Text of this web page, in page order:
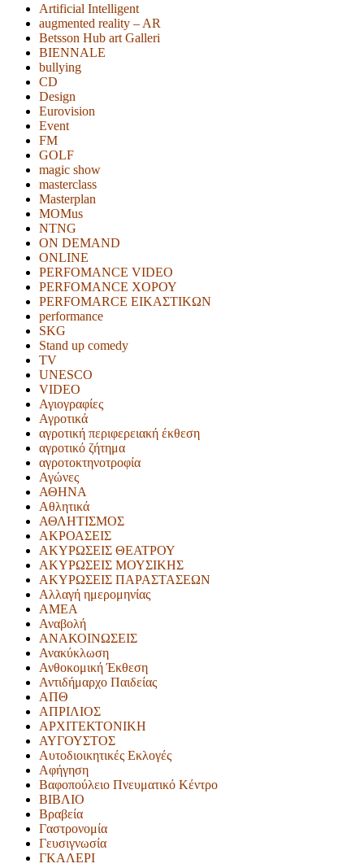
Artificial Intelligent
augmented reality – AR
Betsson Hub art Galleri
BIENNALE
bullying
CD
Design
Eurovision
Event
FM
GOLF
magic show
masterclass
Masterplan
MOMus
NTNG
ON DEMAND
ONLINE
PERFOMANCE VIDEO
PERFOMANCE ΧΟΡΟΥ
PERFOMARCE ΕΙΚΑΣΤΙΚΩΝ
performance
SKG
Stand up comedy
TV
UNESCO
VIDEO
Αγιογραφίες
Αγροτικά
αγροτική περιφερειακή έκθεση
αγροτικό ζήτημα
αγροτοκτηνοτροφία
Αγώνες
ΑΘΗΝΑ
Αθλητικά
ΑΘΛΗΤΙΣΜΟΣ
ΑΚΡΟΑΣΕΙΣ
ΑΚΥΡΩΣΕΙΣ ΘΕΑΤΡΟΥ
ΑΚΥΡΩΣΕΙΣ ΜΟΥΣΙΚΗΣ
ΑΚΥΡΩΣΕΙΣ ΠΑΡΑΣΤΑΣΕΩΝ
Αλλαγή ημερομηνίας
ΑΜΕΑ
Αναβολή
ΑΝΑΚΟΙΝΩΣΕΙΣ
Ανακύκλωση
Ανθοκομική Έκθεση
Αντιδήμαρχο Παιδείας
ΑΠΘ
ΑΠΡΙΛΙΟΣ
ΑΡΧΙΤΕΚΤΟΝΙΚΗ
ΑΥΓΟΥΣΤΟΣ
Αυτοδιοικητικές Εκλογές
Αφήγηση
Βαφοπούλειο Πνευματικό Κέντρο
ΒΙΒΛΙΟ
Βραβεία
Γαστρονομία
Γευσιγνωσία
ΓΚΑΛΕΡΙ